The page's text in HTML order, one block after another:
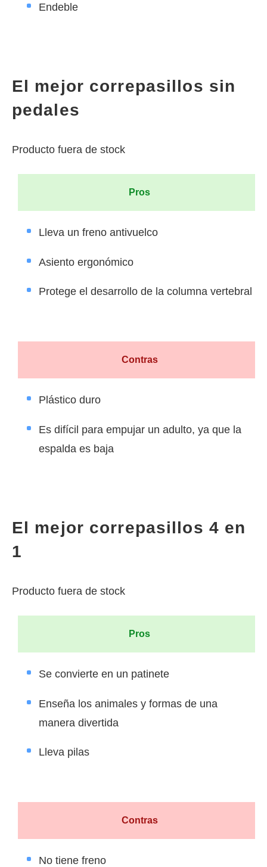
Endeble
El mejor correpasillos sin
pedales
Producto fuera de stock
Pros
Lleva un freno antivuelco
Asiento ergonómico
Protege el desarrollo de la columna vertebral
Contras
Plástico duro
Es difícil para empujar un adulto, ya que la
espalda es baja
El mejor correpasillos 4 en
1
Producto fuera de stock
Pros
Se convierte en un patinete
Enseña los animales y formas de una
manera divertida
Lleva pilas
Contras
No tiene freno